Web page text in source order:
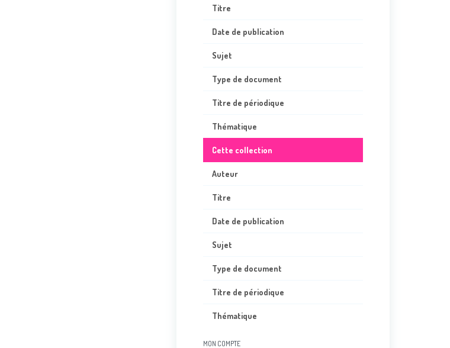
Titre
Date de publication
Sujet
Type de document
Titre de périodique
Thématique
Cette collection
Auteur
Titre
Date de publication
Sujet
Type de document
Titre de périodique
Thématique
MON COMPTE